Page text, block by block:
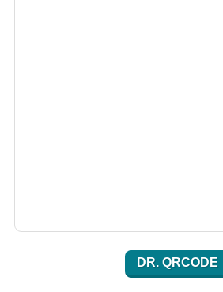
DR. QRCODE